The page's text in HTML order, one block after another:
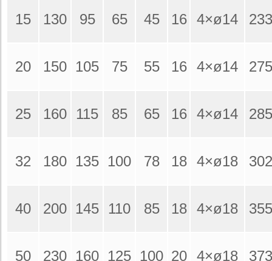
15 130 95 65 45 16 4×ø14 233
20 150 105 75 55 16 4×ø14 275
25 160 115 85 65 16 4×ø14 285
32 180 135 100 78 18 4×ø18 302
40 200 145 110 85 18 4×ø18 355
50 230 160 125 100 20 4×ø18 373